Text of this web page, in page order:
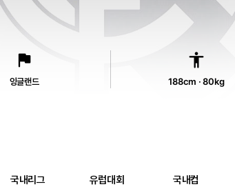
flag
잉글랜드
accessibility
188cm · 80kg
국내리그 유럽대회 국내컵